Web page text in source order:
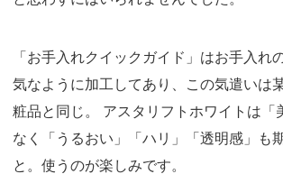
「お手入れクイックガイド」はお手入れ
気なように加工してあり、この気遣いは
粧品と同じ。 アスタリフトホワイトは「
なく「うるおい」「ハリ」「透明感」も
と。使うのが楽しみです。